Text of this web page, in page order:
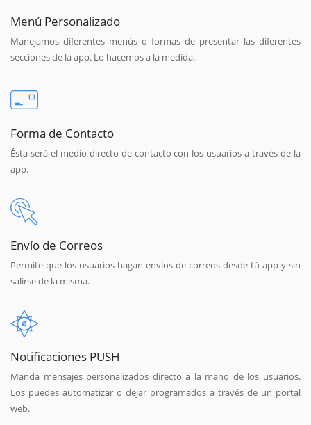
Menú Personalizado
Manejamos diferentes menús o formas de presentar las diferentes
secciones de la app. Lo hacemos a la medida.
Forma de Contacto
Ésta será el medio directo de contacto con los usuarios a través de la
app.
Envío de Correos
Permite que los usuarios hagan envíos de correos desde tú app y sin
salirse de la misma.
Notificaciones PUSH
Manda mensajes personalizados directo a la mano de los usuarios.
Los puedes automatizar o dejar programados a través de un portal
web.